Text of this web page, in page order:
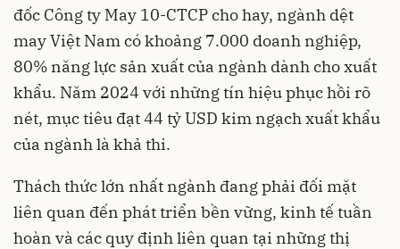
đốc Công ty May 10-CTCP cho hay, ngành dệt
may Việt Nam có khoảng 7.000 doanh nghiệp,
80% năng lực sản xuất của ngành dành cho xuất
khẩu. Năm 2024 với những tín hiệu phục hồi rõ
nét, mục tiêu đạt 44 tỷ USD kim ngạch xuất khẩu
của ngành là khả thi.
Thách thức lớn nhất ngành đang phải đối mặt
liên quan đến phát triển bền vững, kinh tế tuần
hoàn và các quy định liên quan tại những thị